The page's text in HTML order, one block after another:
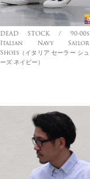
DEAD STOCK / 90-00s
Italian Navy Sailor
Shoes（イタリア セーラー シュ
ーズ ネイビー）